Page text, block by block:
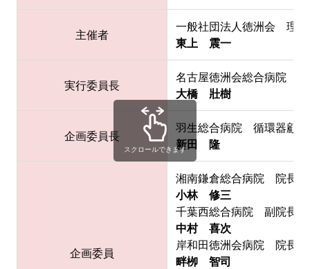
主催者
一般社団法人徳洲会 理
東上 震一
実行委員長
名古屋徳洲会総合病院
大橋 壯樹
企画委員長
羽生総合病院 循環器顧問
新田 隆
企画委員
湘南鎌倉総合病院 院長
小林 修三
千葉西総合病院 副院長
中村 喜次
岸和田徳洲会病院 院長
畔栁 智司
スクロールできます